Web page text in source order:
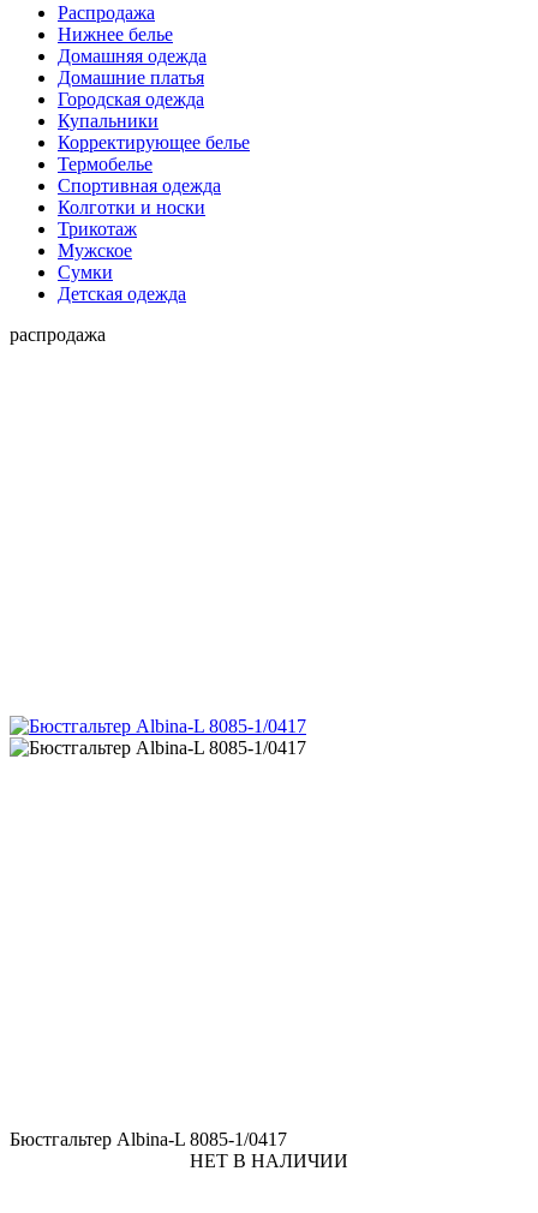
Распродажа
Нижнее белье
Домашняя одежда
Домашние платья
Городская одежда
Купальники
Корректирующее белье
Термобелье
Спортивная одежда
Колготки и носки
Трикотаж
Мужское
Сумки
Детская одежда
распродажа
Бюстгальтер Albina-L 8085-1/0417
НЕТ В НАЛИЧИИ